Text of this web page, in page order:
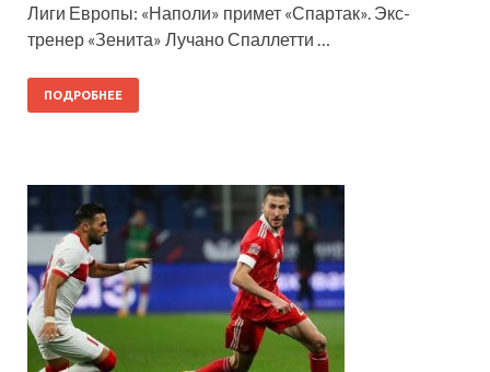
Лиги Европы: «Наполи» примет «Спартак». Экс-
тренер «Зенита» Лучано Спаллетти …
ПОДРОБНЕЕ